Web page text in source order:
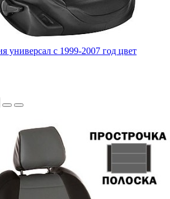
с 1999-2007 год цвет